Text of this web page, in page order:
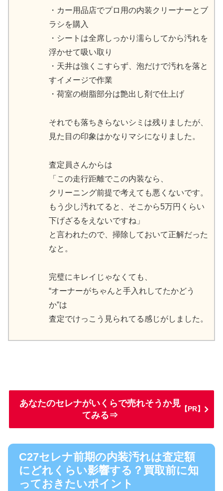
・カー用品店でプロ用の内装クリーナーとブ
ラシを購入
・シートは全席しっかり濡らしてから汚れを
浮かせて吸い取り
・天井は強くこすらず、泡だけで汚れを落と
すイメージで作業
・荷室の樹脂部分は艶出し剤で仕上げ
それでも落ちきらないシミは残りましたが、
見た目の印象はかなりマシになりました。
査定員さんからは
「この走行距離でこの内装なら、
クリーニング前提で考えても悪くないです。
もう少し汚れてると、そこから5万円くらい
下げざるをえないですね」
と言われたので、掃除しておいて正解だった
なと。
完璧にキレイじゃなくても、
“オーナーがちゃんと手入れしてたかどう
か”は
査定でけっこう見られてる感じがしました。
あなたのセレナがいくらで売れそうか見
てみる⇒
【PR】
C27セレナ前期の内装汚れは査定額
にどれくらい影響する？買取前に知
っておきたいポイント